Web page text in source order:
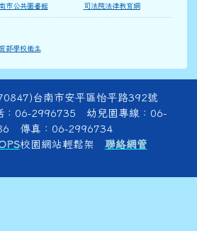
市公共圖書館 司法院法律教育網
部學校衛生
台南市安平區怡平路392號
：06-2996735 幼兒園專線：06-
傳真：06-2996734
校園網站輕鬆架 聯絡網管